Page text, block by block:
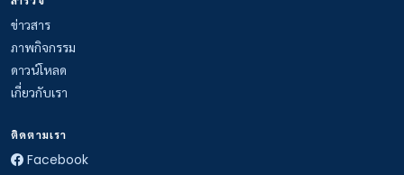
ข่าวสาร
ภาพกิจกรรม
ดาวน์โหลด
เกี่ยวกับเรา
ติดตามเรา
Facebook